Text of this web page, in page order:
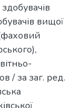
вищої
/ за заг. ред.